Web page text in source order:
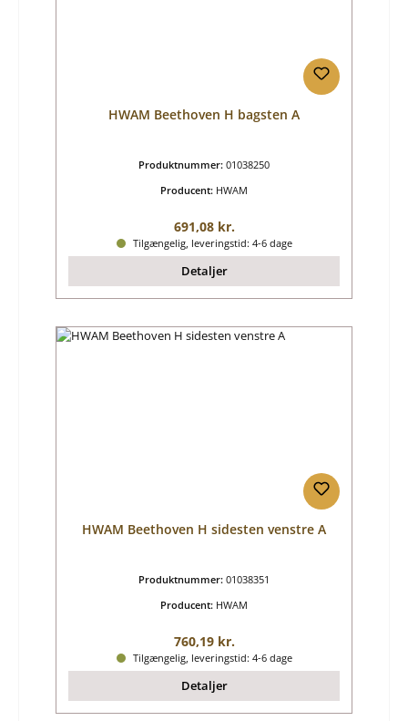
HWAM Beethoven H bagsten A
Produktnummer: 01038250
Producent: HWAM
Almindelig pris:
691,08 kr.
Tilgængelig, leveringstid: 4-6 dage
Detaljer
HWAM Beethoven H sidesten venstre A
Produktnummer: 01038351
Producent: HWAM
Almindelig pris:
760,19 kr.
Tilgængelig, leveringstid: 4-6 dage
Detaljer